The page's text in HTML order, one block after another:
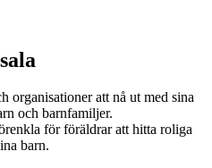
organisationer att nå ut med sina
och barnfamiljer.
för föräldrar att hitta roliga
barn.